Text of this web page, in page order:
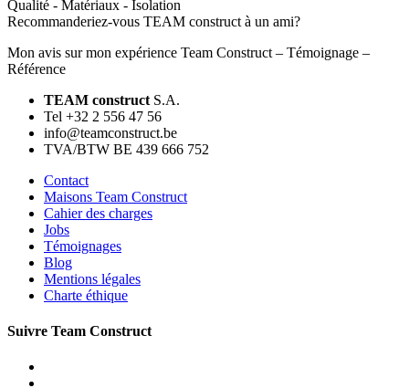
Qualité - Matériaux - Isolation
Recommanderiez-vous TEAM construct à un ami?
Mon avis sur mon expérience Team Construct – Témoignage –
Référence
TEAM construct S.A.
Tel +32 2 556 47 56
info@teamconstruct.be
TVA/BTW BE 439 666 752
Contact
Maisons Team Construct
Cahier des charges
Jobs
Témoignages
Blog
Mentions légales
Charte éthique
Suivre Team Construct